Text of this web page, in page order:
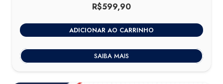
R$599,90
ADICIONAR AO CARRINHO
SAIBA MAIS